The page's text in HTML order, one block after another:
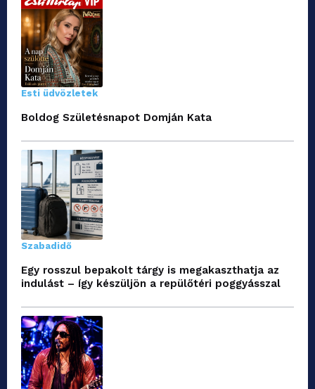
Esti üdvözletek
Boldog Születésnapot Domján Kata
Szabadidő
Egy rosszul bepakolt tárgy is megakaszthatja az
indulást – így készüljön a repülőtéri poggyásszal